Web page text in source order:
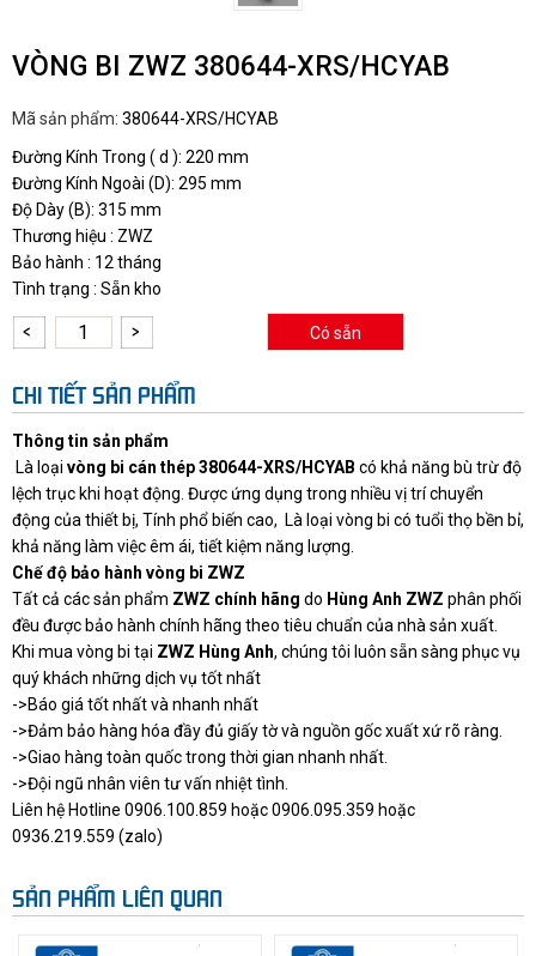
VÒNG BI ZWZ 380644-XRS/HCYAB
Mã sản phẩm: 380644-XRS/HCYAB
Đường Kính Trong ( d ): 220 mm
Đường Kính Ngoài (D): 295 mm
Độ Dày (B): 315 mm
Thương hiệu : ZWZ
Bảo hành : 12 tháng
Tình trạng : Sẵn kho
Có sẵn
CHI TIẾT SẢN PHẨM
Thông tin sản phẩm
Là loại vòng bi cán thép380644-XRS/HCYAB có khả năng bù trừ độ
lệch trục khi hoạt động. Được ứng dụng trong nhiều vị trí chuyển
động của thiết bị, Tính phổ biến cao, Là loại vòng bi có tuổi thọ bền bỉ,
khả năng làm việc êm ái, tiết kiệm năng lượng.
Chế độ bảo hành vòng bi ZWZ
Tất cả các sản phẩm ZWZ chính hãng do Hùng Anh ZWZ phân phối
đều được bảo hành chính hãng theo tiêu chuẩn của nhà sản xuất.
Khi mua vòng bi tại ZWZ Hùng Anh, chúng tôi luôn sẵn sàng phục vụ
quý khách những dịch vụ tốt nhất
->Báo giá tốt nhất và nhanh nhất
->Đảm bảo hàng hóa đầy đủ giấy tờ và nguồn gốc xuất xứ rõ ràng.
->Giao hàng toàn quốc trong thời gian nhanh nhất.
->Đội ngũ nhân viên tư vấn nhiệt tình.
Liên hệ Hotline 0906.100.859 hoặc 0906.095.359 hoặc
0936.219.559 (zalo)
SẢN PHẨM LIÊN QUAN